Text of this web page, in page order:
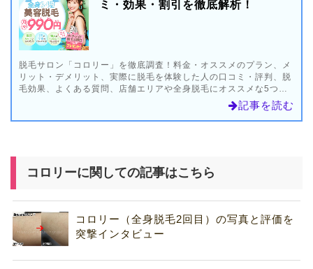
ミ・効果・割引を徹底解析！
脱毛サロン「コロリー」を徹底調査！料金・オススメのプラン、メ
リット・デメリット、実際に脱毛を体験した人の口コミ・評判、脱
毛効果、よくある質問、店舗エリアや全身脱毛にオススメな5つの
脱毛サロンなどコロリーでの脱毛を考えている人向けに情報をまと
記事を読む
コロリーに関しての記事はこちら
コロリー（全身脱毛2回目）の写真と評価を
突撃インタビュー